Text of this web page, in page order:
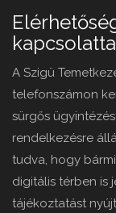
A Szigü
telefonszámon
sürgős
rendelkezésre
tudva, hogy
digitális térben is
tájékoztatást